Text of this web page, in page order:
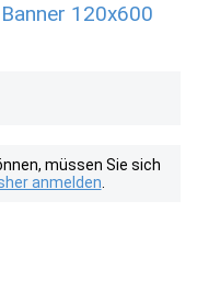
120x600
müssen Sie sich
anmelden